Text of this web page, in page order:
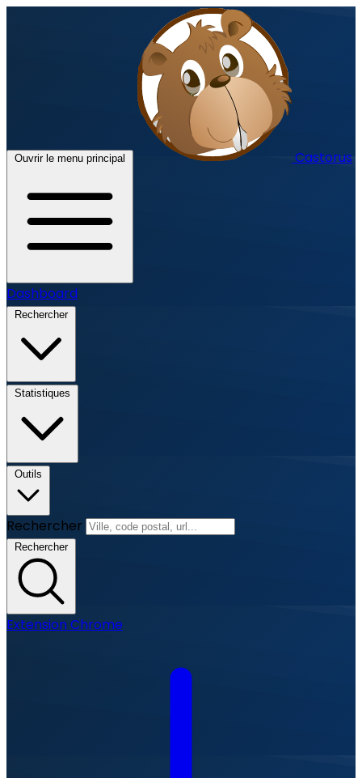
Ouvrir le menu principal Castorus
Dashboard
Rechercher
Statistiques
Outils
Rechercher
Rechercher
Extension Chrome